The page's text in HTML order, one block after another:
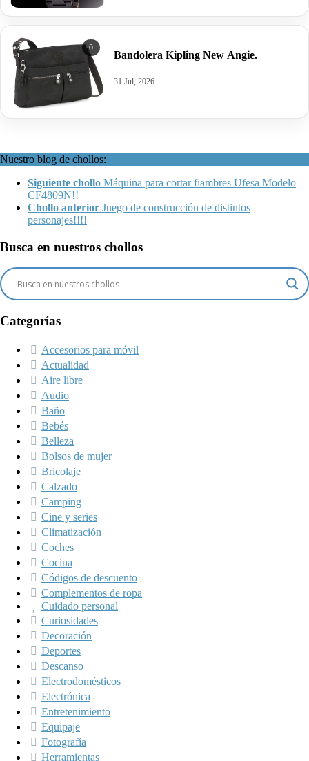
0
Bandolera Kipling New Angie.
31 Jul, 2026
Nuestro blog de chollos:
Siguiente chollo Máquina para cortar fiambres Ufesa Modelo
CF4809N!!
Chollo anterior Juego de construcción de distintos
personajes!!!!
Busca en nuestros chollos
Categorías
Accesorios para móvil
Actualidad
Aire libre
Audio
Baño
Bebés
Belleza
Bolsos de mujer
Bricolaje
Calzado
Camping
Cine y series
Climatización
Coches
Cocina
Códigos de descuento
Complementos de ropa
Cuidado personal
Curiosidades
Decoración
Deportes
Descanso
Electrodomésticos
Electrónica
Entretenimiento
Equipaje
Fotografía
Herramientas